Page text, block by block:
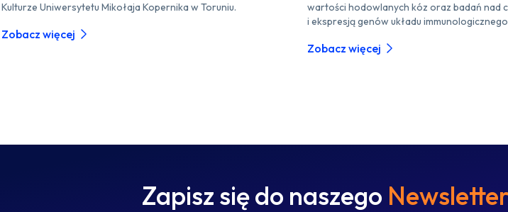
Kulturze Uniwersytetu Mikołaja Kopernika w Toruniu.
Zobacz więcej
wartości hodowlanych kóz oraz badań nad
i ekspresją genów układu
Zobacz więcej
Zapisz się do naszego